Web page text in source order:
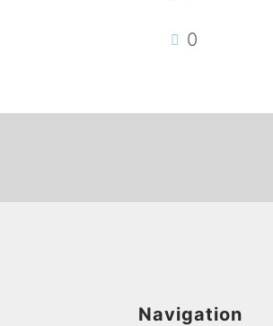
0
Navigation